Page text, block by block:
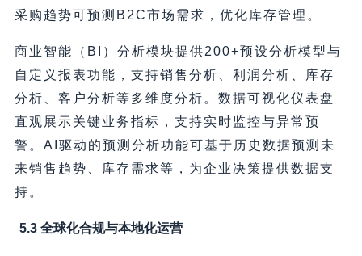
采购趋势可预测B2C市场需求，优化库存管理。
商业智能（BI）分析模块提供200+预设分析模型与
自定义报表功能，支持销售分析、利润分析、库存
分析、客户分析等多维度分析。数据可视化仪表盘
直观展示关键业务指标，支持实时监控与异常预
警。AI驱动的预测分析功能可基于历史数据预测未
来销售趋势、库存需求等，为企业决策提供数据支
持。
5.3 全球化合规与本地化运营